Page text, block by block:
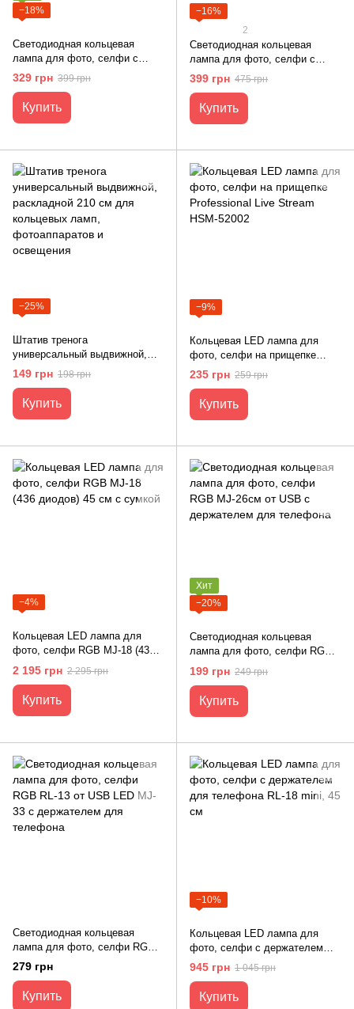
−18%
Светодиодная кольцевая
лампа для фото, селфи с
держателем для телефона
RGB MJ-26см + ШТАТИВ от
USB
329 грн 399 грн
Купить
−16%
2
Светодиодная кольцевая
лампа для фото, селфи с
держателем для телефона
RGB RL-13 от USB (LED/Лед)
MJ-33 + ШТАТИВ
399 грн 475 грн
Купить
−25%
Штатив тренога
универсальный выдвижной,
раскладной 210 см для
кольцевых ламп,
фотоаппаратов и освещения
149 грн 198 грн
Купить
−9%
Кольцевая LED лампа для
фото, селфи на прищепке
Professional Live Stream HSM-
235 грн 259 грн
Купить
−4%
Кольцевая LED лампа для
фото, селфи RGB MJ-18 (436
диодов) 45 см с сумкой
2 195 грн 2 295 грн
Купить
Хит
−20%
Светодиодная кольцевая
лампа для фото, селфи RGB
MJ-26см от USB с держателем
для телефона
199 грн 249 грн
Купить
Светодиодная кольцевая
лампа для фото, селфи RGB
RL-13 от USB LED MJ-33 с
держателем для телефона
279 грн
Купить
−10%
Кольцевая LED лампа для
фото, селфи с держателем
для телефона RL-18 mini, 45
945 грн 1 045 грн
Купить